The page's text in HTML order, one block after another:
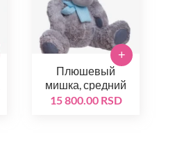
Плюшевый
мишка, средний
15 800.00 RSD
+